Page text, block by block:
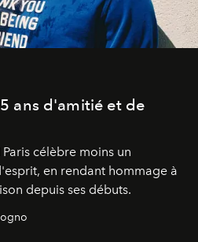
ans d'amitié et de
célèbre moins un
en rendant hommage à
depuis ses débuts.